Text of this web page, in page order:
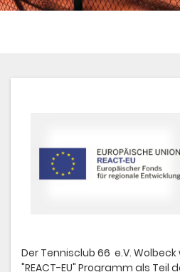
Der Tennisclub 66 e.V.
"REACT-EU" Programm als Teil